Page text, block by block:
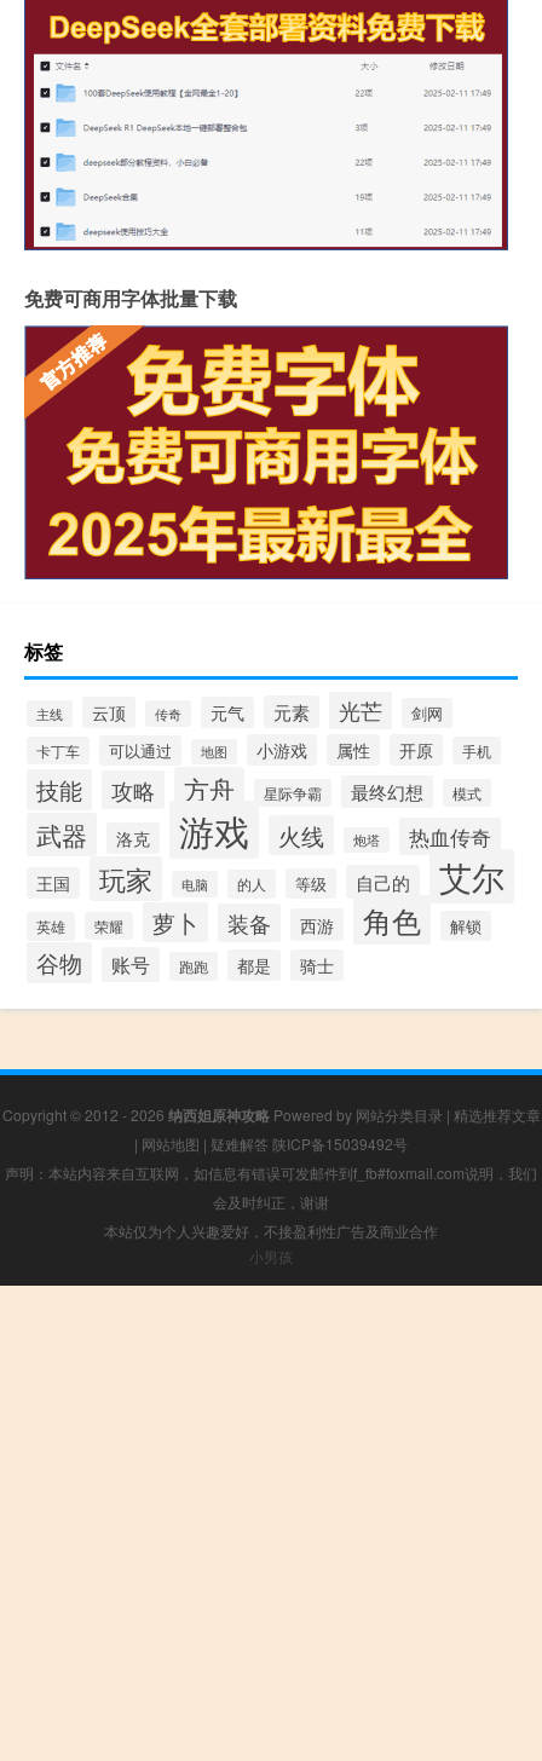
免费可商用字体批量下载
标签
主线 云顶 传奇 元气 元素 光芒 剑网
卡丁车 可以通过 地图 小游戏 属性 开原 手机
技能 攻略 方舟 星际争霸 最终幻想 模式
武器 洛克 游戏 火线 炮塔 热血传奇
王国 玩家 电脑 的人 等级 自己的 艾尔
英雄 荣耀 萝卜 装备 西游 角色 解锁
谷物 账号 跑跑 都是 骑士
Copyright © 2012 - 2026 纳西妲原神攻略Powered by 网站分类目录 | 精选推荐文章
| 网站地图 | 疑难解答 陕ICP备15039492号
声明：本站内容来自互联网，如信息有错误可发邮件到f_fb#foxmail.com说明，我们
会及时纠正，谢谢
本站仅为个人兴趣爱好，不接盈利性广告及商业合作
小男孩